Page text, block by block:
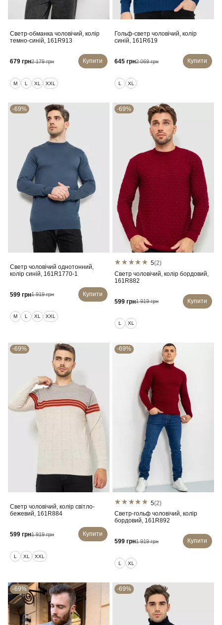
Светр-обманка чоловічий, колір
темно-синій, 161R913
679 грн2 179 грн Купити
M L XL XXL
Гольф-светр чоловічий, колір
синій, 161R619
645 грн2 069 грн Купити
L XL
-69%
Светр чоловічий однотонний,
колір синій, 161R1770-1
599 грн1 919 грн Купити
M L XL XXL
-69%
5(2)
Светр чоловічий, колір бордовий,
161R882
599 грн1 919 грн Купити
L XL
-69%
Светр чоловічий, колір світло-
бежевий, 161R884
599 грн1 919 грн Купити
L XL XXL
-69%
5(2)
Светр-гольф чоловічий, колір
бордовий, 161R892
599 грн1 919 грн Купити
L XL
-69% -69%